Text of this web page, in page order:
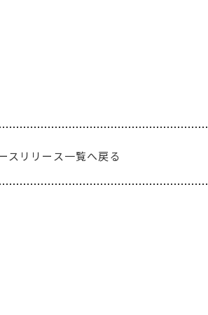
スリリース一覧へ戻る